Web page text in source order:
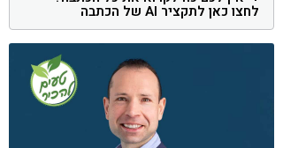
ילדים
תזונה וספורט
הפרעות קשב & ריכוז
אכילה רגשית
טעים להכיר
טבעונות
לחצו כאן לתקציר AI של הכתבה